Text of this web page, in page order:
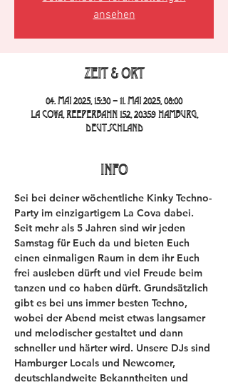
ansehen
Zeit & Ort
04. Mai 2025, 15:30 – 11. Mai 2025, 08:00
La Cova, Reeperbahn 152, 20359 Hamburg,
Deutschland
INFO
Sei bei deiner wöchentliche Kinky Techno-
Party im einzigartigem La Cova dabei.
Seit mehr als 5 Jahren sind wir jeden
Samstag für Euch da und bieten Euch
einen einmaligen Raum in dem ihr Euch
frei ausleben dürft und viel Freude beim
tanzen und co haben dürft. Grundsätzlich
gibt es bei uns immer besten Techno,
wobei der Abend meist etwas langsamer
und melodischer gestaltet und dann
schneller und härter wird. Unsere DJs sind
Hamburger Locals und Newcomer,
deutschlandweite Bekanntheiten und